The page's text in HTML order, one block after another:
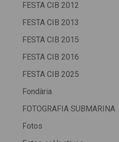
FESTA CIB 2012
FESTA CIB 2013
FESTA CIB 2015
FESTA CIB 2016
FESTA CIB 2025
Fondària
FOTOGRAFIA SUBMARINA
Fotos